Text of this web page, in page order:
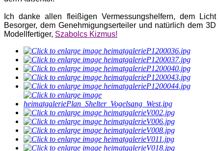
Ich danke allen fleißigen Vermessungshelfern, dem Licht
Besorger, dem Genehmigungserteiler und natürlich dem 3D
Modellfertiger, Szabolcs Kizmus!